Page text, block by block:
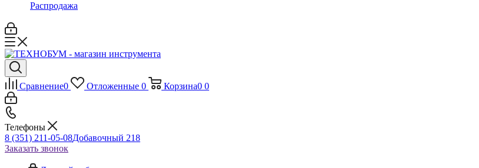
Распродажа
Сравнение0 Отложенные 0 Корзина0 0
Телефоны
8 (351) 211-05-08Добавочный 218
Заказать звонок